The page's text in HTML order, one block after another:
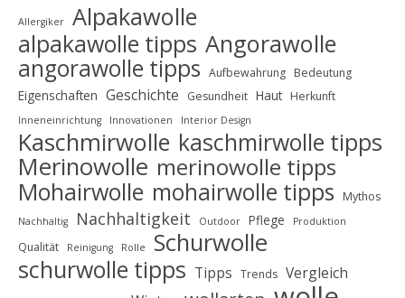
Allergiker
Alpakawolle
alpakawolle tipps Angorawolle
angorawolle tipps Aufbewahrung Bedeutung
Eigenschaften Geschichte Gesundheit Haut Herkunft
Inneneinrichtung Innovationen Interior Design
Kaschmirwolle kaschmirwolle tipps
Merinowolle merinowolle tipps
Mohairwolle mohairwolle tipps Mythos
Nachhaltig Nachhaltigkeit Outdoor Pflege Produktion
Qualität Reinigung Rolle Schurwolle
schurwolle tipps Tipps Trends Vergleich